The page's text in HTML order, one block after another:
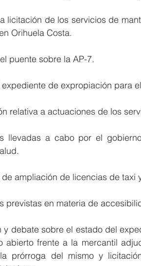
licitación de los servicios de
Orihuela Costa.
puente sobre la AP-7.
de expropiación para
relativa a actuaciones de los
llevadas a cabo por el
ampliación de licencias de taxi
previstas en materia de
y debate sobre el estado del
abierto frente a la mercantil
prórroga del mismo y